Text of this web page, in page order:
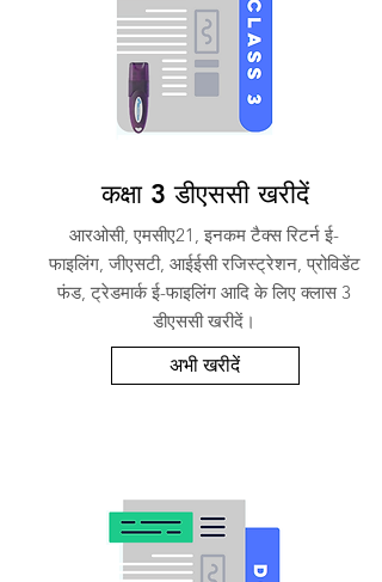
कक्षा 3 डीएससी खरीदें
आरओसी, एमसीए21, इनकम टैक्स रिटर्न ई-
फाइलिंग, जीएसटी, आईईसी रजिस्ट्रेशन, प्रोविडेंट
फंड, ट्रेडमार्क ई-फाइलिंग आदि के लिए क्लास 3
डीएससी खरीदें।
अभी खरीदें